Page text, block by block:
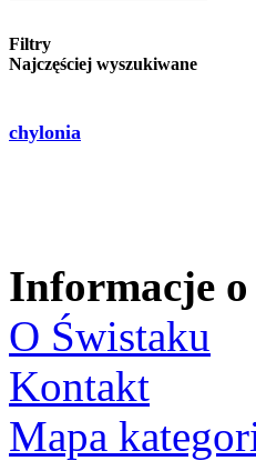
Filtry
Najczęściej wyszukiwane
chylonia
Informacje o
O Świstaku
Kontakt
Mapa